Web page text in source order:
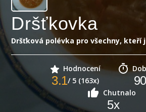
Dršťkovka
Dršťková polévka pro všechny, kteří
Hodnocení
3.1/ 5 (163x) 90
Chutnalo
5x